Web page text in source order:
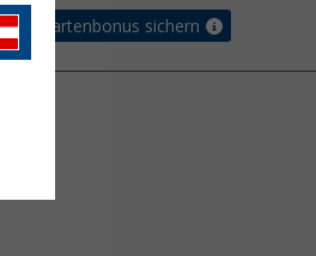
sichern